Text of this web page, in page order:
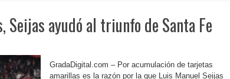
Seijas ayudó al triunfo de Santa Fe
GradaDigital.com – Por acumulación de tarjetas
amarillas es la razón por la que Luis Manuel Seijas